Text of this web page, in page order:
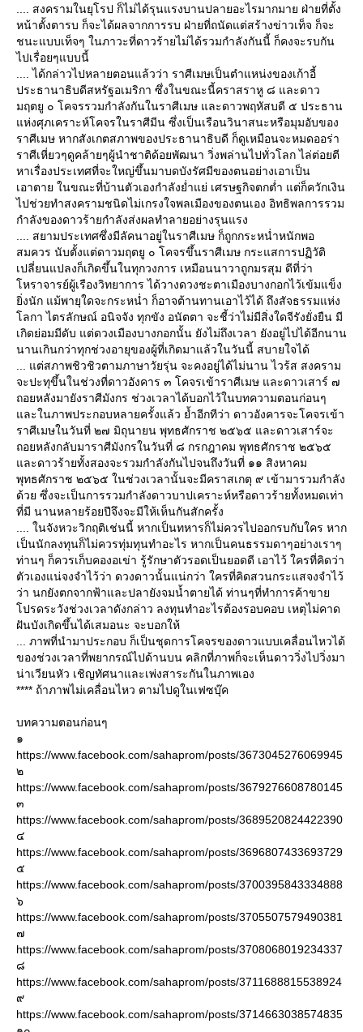
.... สงครามในยุโรป ก็ไม่ได้รุนแรงบานปลายอะไรมากมาย ฝ่ายที่ตั้ง
หน้าตั้งตารบ ก็จะได้ผลจากการรบ ฝ่ายที่ถนัดแต่สร้างข่าวเท็จ ก็จะ
ชนะแบบเท็จๆ ในภาวะที่ดาวร้ายไม่ได้รวมกำลังกันนี้ ก็คงจะรบกัน
ไปเรื่อยๆแบบนี้
.... ได้กล่าวไปหลายตอนแล้วว่า ราศีเมษเป็นตำแหน่งของเก้าอี้
ประธานาธิบดีสหรัฐอเมริกา ซึ่งในขณะนี้คราสราหู ๘ และดาว
มฤตยู ๐ โคจรรวมกำลังกันในราศีเมษ และดาวพฤหัสบดี ๕ ประธาน
ห่งศุภเคราะห์โคจรในราศีมีน ซึ่งเป็นเรือนวินาสนะหรือมุมอับของ
ราศีเมษ หากสังเกตสภาพของประธานาธิบดี ก็ดูเหมือนจะหมดออร่า
ราศีเหี่ยวๆดูคล้ายๆผู้นำชาติด้อยพัฒนา วิ่งพล่านไปทั่วโลก ไล่ต่อยตี
หาเรื่องประเทศที่จะใหญ่ขึ้นมาบดบังรัศมีของตนอย่างเอาเป็น
เอาตาย ในขณะที่บ้านตัวเองกำลังย่ำแย่ เศรษฐกิจตกต่ำ แต่ก็ควักเงิน
ไปช่วยทำสงครามชนิดไม่เกรงใจพลเมืองของตนเอง อิทธิพลการรวม
กำลังของดาวร้ายกำลังส่งผลทำลายอย่างรุนแรง
.... สยามประเทศซึ่งมีลัคนาอยู่ในราศีเมษ ก็ถูกกระหน่ำหนักพอ
สมควร นับตั้งแต่ดาวมฤตยู ๐ โคจรขึ้นราศีเมษ กระแสการปฏิวัติ
เปลี่ยนแปลงก็เกิดขึ้นในทุกวงการ เหมือนนาวาถูกมรสุม ดีที่ว่า
หราจารย์ผู้เรืองวิทยาการ ได้วางดวงชะตาเมืองบางกอกไว้เข้มแข็ง
ิ่งนัก แม้พายุใดจะกระหน่ำ ก็อาจต้านทานเอาไว้ได้ ถึงสัจธรรมแห่ง
ลกา ไตรลักษณ์ อนิจจัง ทุกขัง อนัตตา จะชี้ว่าไม่มีสิ่งใดจีรังยั่งยืน มี
เกิดย่อมมีดับ แต่ดวงเมืองบางกอกนั้น ยังไม่ถึงเวลา ยังอยู่ไปได้อีกนาน
นานเกินกว่าทุกช่วงอายุของผู้ที่เกิดมาแล้วในวันนี้ สบายใจได้
... แต่สภาพชิวชิวตามภาษาวัยรุ่น จะคงอยู่ได้ไม่นาน ไวร้ส สงคราม
จะปะทุขึ้นในช่วงที่ดาวอังคาร ๓ โคจรเข้าราศีเมษ และดาวเสาร์ ๗
ถอยหลังมายังราศีมังกร ช่วงเวลาได้บอกไว้ในบทความตอนก่อนๆ
ละในภาพประกอบหลายครั้งแล้ว ย้ำอีกทีว่า ดาวอังคารจะโคจรเข้า
ราศีเมษในวันที่ ๒๗ มิถุนายน พุทธศักราช ๒๕๖๕ และดาวเสาร์จะ
ถอยหลังกลับมาราศีมังกรในวันที่ ๘ กรกฎาคม พุทธศักราช ๒๕๖๕
ละดาวร้ายทั้งสองจะรวมกำลังกันไปจนถึงวันที่ ๑๑ สิงหาคม
พุทธศักราช ๒๕๖๕ ในช่วงเวลานั้นจะมีคราสเกตุ ๙ เข้ามารวมกำลัง
ด้วย ซึ่งจะเป็นการรวมกำลังดาวบาปเคราะห์หรือดาวร้ายทั้งหมดเท่า
ที่มี นานหลายร้อยปีจึงจะมีให้เห็นกันสักครั้ง
.... ในจังหวะวิกฤติเช่นนี้ หากเป็นทหารก็ไม่ควรไปออกรบกับใคร หาก
เป็นนักลงทุนก็ไม่ควรทุ่มทุนทำอะไร หากเป็นคนธรรมดาๆอย่างเราๆ
ท่านๆ ก็ควรเก็บคองอเข่า รู้รักษาตัวรอดเป็นยอดดี เอาไว้ ใครที่คิดว่า
ตัวเองแน่จงจำไว้ว่า ดวงดาวนั้นแน่กว่า ใครที่คิดสวนกระแสจงจำไว้
ว่า นกยังตกจากฟ้าและปลายังจมน้ำตายได้ ท่านๆที่ทำการค้าขา
ปรดระวังช่วงเวลาดังกล่าว ลงทุนทำอะไรต้องรอบคอบ เหตุไม่คาด
ฝันบังเกิดขึ้นได้เสมอนะ จะบอกให้
... ภาพที่นำมาประกอบ ก็เป็นชุดการโคจรของดาวแบบเคลื่อนไหวได้
ของช่วงเวลาที่พยากรณ์ไปด้านบน คลิกที่ภาพก็จะเห็นดาววิ่งไปวิ่งมา
น่าเวียนหัว เชิญทัศนาและเพ่งสาระกันในภาพเอง
**** ถ้าภาพไม่เคลื่อนไหว ตามไปดูในเฟซบุ๊ค
บทความตอนก่อนๆ
๑
https://www.facebook.com/sahaprom/posts/3673045276069945
๒
https://www.facebook.com/sahaprom/posts/3679276608780145
๓
https://www.facebook.com/sahaprom/posts/3689520824422390
๔
https://www.facebook.com/sahaprom/posts/3696807433693729
๕
https://www.facebook.com/sahaprom/posts/3700395843334888
๖
https://www.facebook.com/sahaprom/posts/3705507579490381
๗
https://www.facebook.com/sahaprom/posts/3708068019234337
๘
https://www.facebook.com/sahaprom/posts/3711688815538924
๙
https://www.facebook.com/sahaprom/posts/3714663038574835